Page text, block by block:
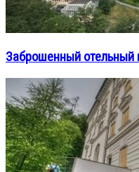
Заброшенный отельный